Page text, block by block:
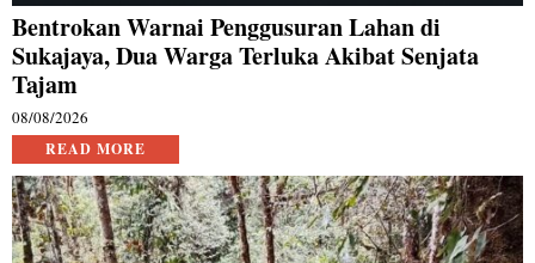
Bentrokan Warnai Penggusuran Lahan di
Sukajaya, Dua Warga Terluka Akibat Senjata
Tajam
08/08/2026
READ MORE